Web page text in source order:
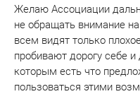
Желаю Ассоциации
не обращать внимание
всем видят только
пробивают дорогу себе
которым есть что
пользоваться этими